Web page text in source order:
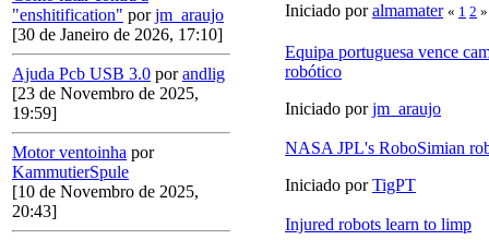
"enshitification" porjm_araujo
[30 de Janeiro de 2026, 17:10]
Ajuda Pcb USB 3.0 porandlig
[23 de Novembro de 2025,
19:59]
Motor ventoinha por
KammutierSpule
[10 de Novembro de 2025,
20:43]
Iniciado poralmamater « 1 2 »
Equipa portuguesa vence
robótico
Iniciado porjm_araujo
NASA JPL's RoboSimian
Iniciado porTigPT
Injured robots learn to limp